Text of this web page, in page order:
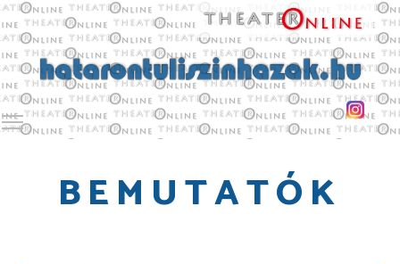
Toggle main menu visibility
BEMUTATÓK